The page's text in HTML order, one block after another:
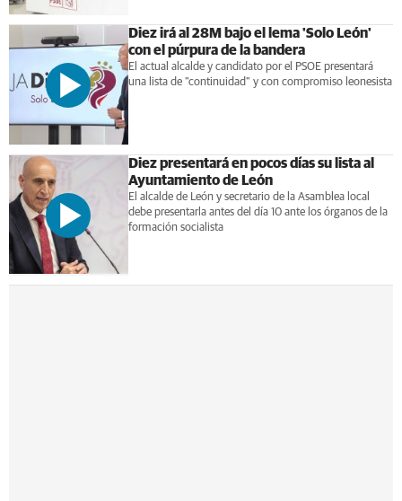
Diez irá al 28M bajo el lema 'Solo León'
con el púrpura de la bandera
El actual alcalde y candidato por el PSOE presentará
una lista de "continuidad" y con compromiso leonesista
Diez presentará en pocos días su lista al
Ayuntamiento de León
El alcalde de León y secretario de la Asamblea local
debe presentarla antes del día 10 ante los órganos de la
formación socialista